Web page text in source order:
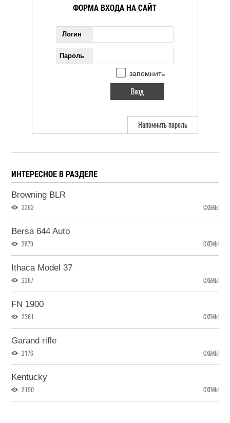
ФОРМА ВХОДА НА САЙТ
Логин
Пароль
запомнить
Напомнить пароль
ИНТЕРЕСНОЕ В РАЗДЕЛЕ
Browning BLR
3362 СХЕМЫ
Bersa 644 Auto
2879 СХЕМЫ
Ithaca Model 37
2387 СХЕМЫ
FN 1900
2361 СХЕМЫ
Garand rifle
2176 СХЕМЫ
Kentucky
2190 СХЕМЫ